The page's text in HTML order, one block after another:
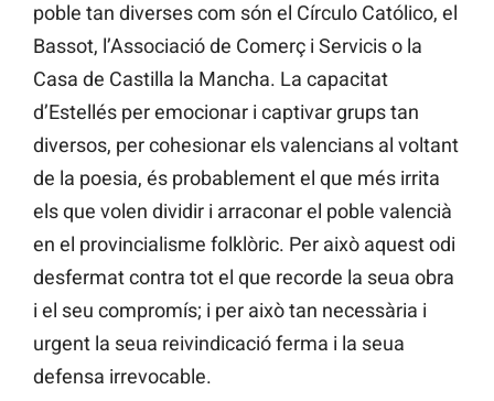
poble tan diverses com són el Círculo Católico, el
Bassot, l’Associació de Comerç i Servicis o la
Casa de Castilla la Mancha. La capacitat
d’Estellés per emocionar i captivar grups tan
diversos, per cohesionar els valencians al voltant
de la poesia, és probablement el que més irrita
els que volen dividir i arraconar el poble valencià
en el provincialisme folklòric. Per això aquest odi
desfermat contra tot el que recorde la seua obra
i el seu compromís; i per això tan necessària i
urgent la seua reivindicació ferma i la seua
defensa irrevocable.